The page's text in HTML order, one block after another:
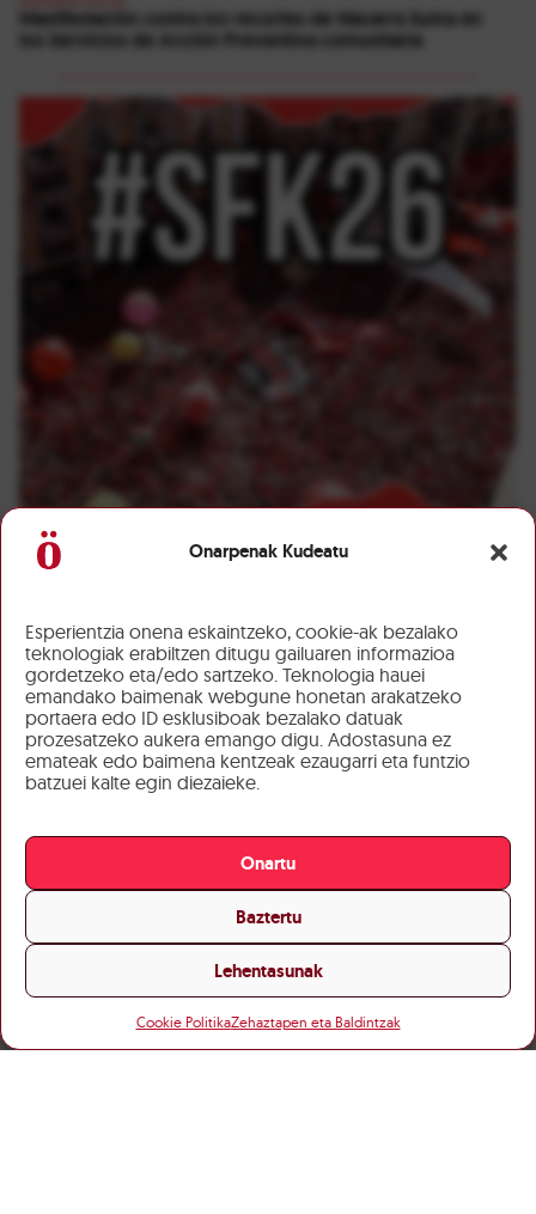
Onarpenak Kudeatu
Esperientzia onena eskaintzeko, cookie-ak bezalako
teknologiak erabiltzen ditugu gailuaren informazioa
gordetzeko eta/edo sartzeko. Teknologia hauei
emandako baimenak webgune honetan arakatzeko
portaera edo ID esklusiboak bezalako datuak
prozesatzeko aukera emango digu. Adostasuna ez
emateak edo baimena kentzeak ezaugarri eta funtzio
batzuei kalte egin diezaieke.
Onartu
Baztertu
Lehentasunak
Cookie PolitikaZehaztapen eta Baldintzak
Manifestación contra los recortes de Navarra Suma en
los Servicios de Acción Preventiva comunitaria